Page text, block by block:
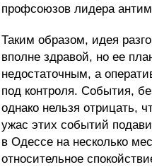
профсоюзов лидера
Таким образом, идея
вполне здравой, но ее
недостаточным, а
под контроля. События,
однако нельзя отрицать,
ужас этих событий
в Одессе на несколько
относительное